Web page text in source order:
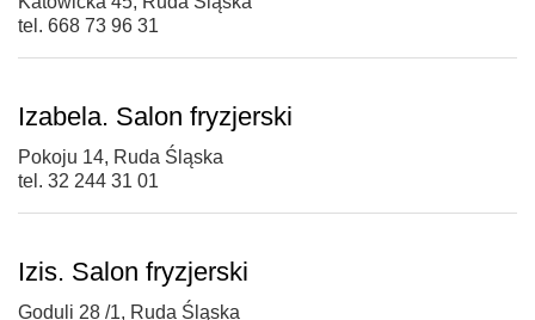
tel. 668 73 96 31
Izabela. Salon fryzjerski
Pokoju 14, Ruda Śląska
tel. 32 244 31 01
Izis. Salon fryzjerski
Goduli 28 /1, Ruda Śląska